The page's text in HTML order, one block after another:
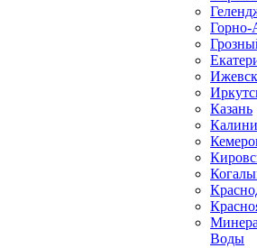
Горно-
Ижевск
Казань
Воды